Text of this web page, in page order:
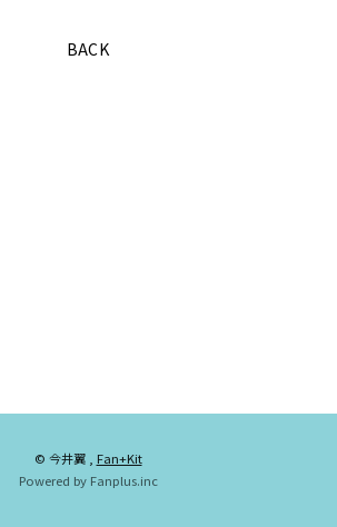
GALLERY
BLOG
BACK
© 今井翼 , Fan+Kit
Powered by Fanplus.inc